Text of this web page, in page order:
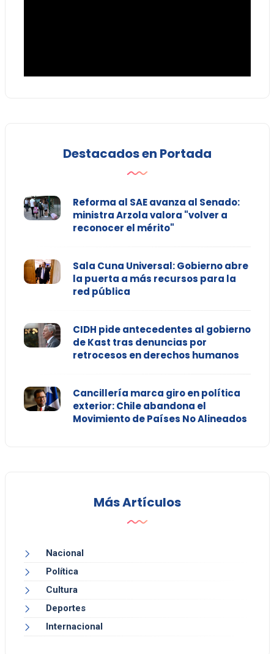
Destacados en Portada
Reforma al SAE avanza al Senado:
ministra Arzola valora "volver a
reconocer el mérito"
Sala Cuna Universal: Gobierno abre
la puerta a más recursos para la
red pública
CIDH pide antecedentes al gobierno
de Kast tras denuncias por
retrocesos en derechos humanos
Cancillería marca giro en política
exterior: Chile abandona el
Movimiento de Países No Alineados
Más Artículos
Nacional
Política
Cultura
Deportes
Internacional